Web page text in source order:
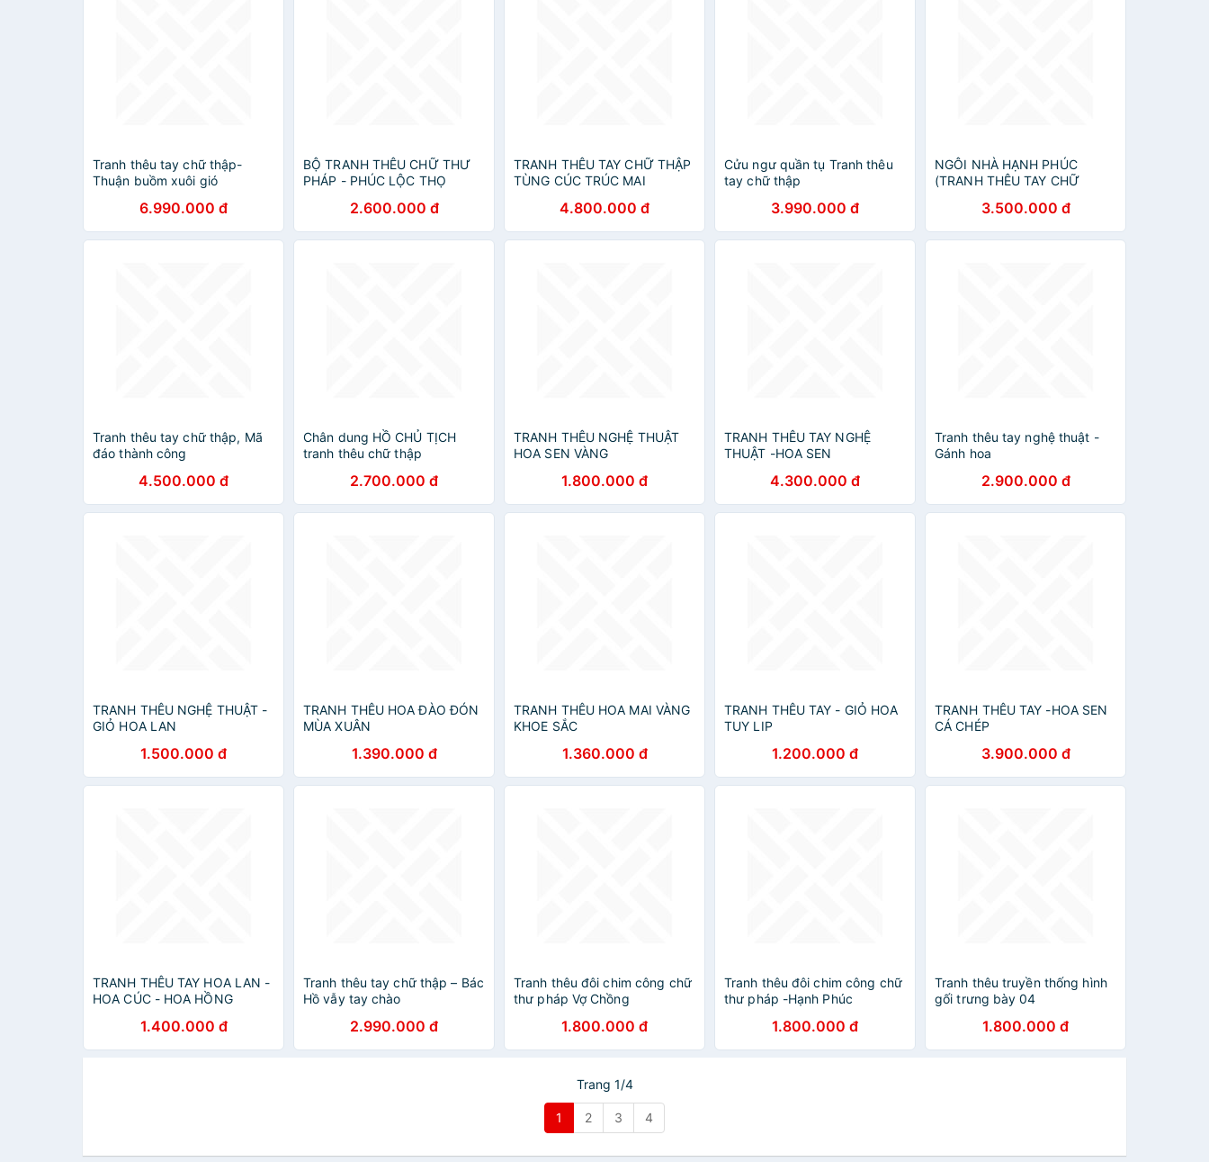
Tranh thêu tay chữ thập-
Thuận buồm xuôi gió
6.990.000 đ
BỘ TRANH THÊU CHỮ THƯ
PHÁP - PHÚC LỘC THỌ
2.600.000 đ
TRANH THÊU TAY CHỮ THẬP
TÙNG CÚC TRÚC MAI
4.800.000 đ
Cửu ngư quần tụ Tranh thêu
tay chữ thập
3.990.000 đ
NGÔI NHÀ HẠNH PHÚC
(TRANH THÊU TAY CHỮ
3.500.000 đ
Tranh thêu tay chữ thập, Mã
đáo thành công
4.500.000 đ
Chân dung HỒ CHỦ TỊCH
tranh thêu chữ thập
2.700.000 đ
TRANH THÊU NGHỆ THUẬT
HOA SEN VÀNG
1.800.000 đ
TRANH THÊU TAY NGHỆ
THUẬT -HOA SEN
4.300.000 đ
Tranh thêu tay nghệ thuật -
Gánh hoa
2.900.000 đ
TRANH THÊU NGHỆ THUẬT -
GIỎ HOA LAN
1.500.000 đ
TRANH THÊU HOA ĐÀO ĐÓN
MÙA XUÂN
1.390.000 đ
TRANH THÊU HOA MAI VÀNG
KHOE SẮC
1.360.000 đ
TRANH THÊU TAY - GIỎ HOA
TUY LIP
1.200.000 đ
TRANH THÊU TAY -HOA SEN
CÁ CHÉP
3.900.000 đ
TRANH THÊU TAY HOA LAN -
HOA CÚC - HOA HỒNG
1.400.000 đ
Tranh thêu tay chữ thập – Bác
Hồ vẫy tay chào
2.990.000 đ
Tranh thêu đôi chim công chữ
thư pháp Vợ Chồng
1.800.000 đ
Tranh thêu đôi chim công chữ
thư pháp -Hạnh Phúc
1.800.000 đ
Tranh thêu truyền thống hình
gối trưng bày 04
1.800.000 đ
Trang 1/4
1 2 3 4